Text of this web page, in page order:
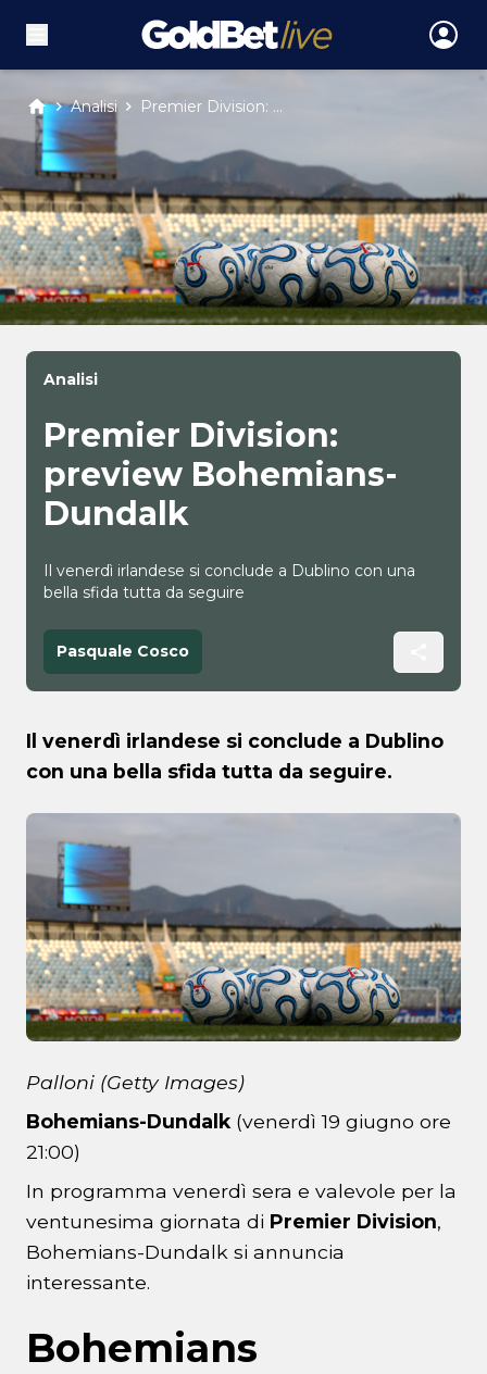
Analisi Premier Division: ...
Analisi
Premier Division:
preview Bohemians-
Dundalk
Il venerdì irlandese si conclude a Dublino con una
bella sfida tutta da seguire
Pasquale Cosco
Il venerdì irlandese si conclude a Dublino
con una bella sfida tutta da seguire.
Palloni (Getty Images)
Bohemians-Dundalk (venerdì 19 giugno ore
21:00)
In programma venerdì sera e valevole per la
ventunesima giornata di Premier Division,
Bohemians-Dundalk si annuncia
interessante.
Bohemians